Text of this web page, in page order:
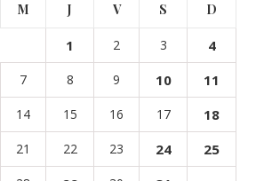
M J V S D
1 2 3 4
7 8 9 10 11
14 15 16 17 18
21 22 23 24 25